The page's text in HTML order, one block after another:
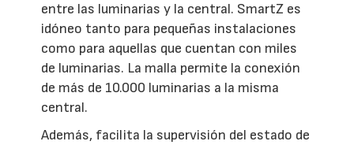
entre las luminarias y la central. SmartZ es
idóneo tanto para pequeñas instalaciones
como para aquellas que cuentan con miles
de luminarias. La malla permite la conexión
de más de 10.000 luminarias a la misma
central.
Además, facilita la supervisión del estado de